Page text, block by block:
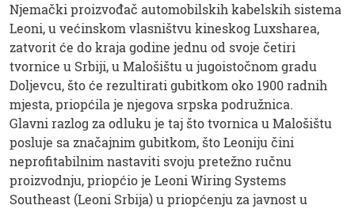
Njemački proizvođač automobilskih kabelskih sistema
Leoni, u većinskom vlasništvu kineskog Luxsharea,
zatvorit će do kraja godine jednu od svoje četiri
tvornice u Srbiji, u Malošištu u jugoistočnom gradu
Doljevcu, što će rezultirati gubitkom oko 1900 radnih
mjesta, priopćila je njegova srpska podružnica.
Glavni razlog za odluku je taj što tvornica u Malošištu
posluje sa značajnim gubitkom, što Leoniju čini
neprofitabilnim nastaviti svoju pretežno ručnu
proizvodnju, priopćio je Leoni Wiring Systems
Southeast (Leoni Srbija) u priopćenju za javnost u